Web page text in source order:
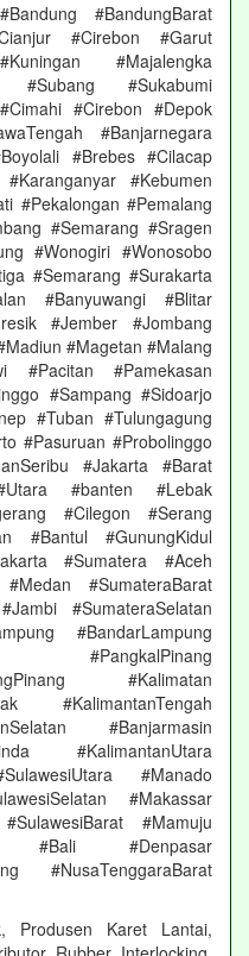
#BandungBarat
#Cirebon #Garut
#Majalengka
#Subang #Sukabumi
#Cirebon #Depok
#Banjarnegara
#Brebes #Cilacap
#Kebumen
#Pekalongan #Pemalang
#Semarang #Sragen
#Wonogiri #Wonosobo
#Semarang #Surakarta
#Banyuwangi #Blitar
#Jember #Jombang
#Magetan #Malang
#Pacitan #Pamekasan
#Sampang #Sidoarjo
#Tuban #Tulungagung
#Pasuruan #Probolinggo
#Jakarta #Barat
#banten #Lebak
#Cilegon #Serang
#Bantul #GunungKidul
#Sumatera #Aceh
#SumateraBarat
#SumateraSelatan
#BandarLampung
#PangkalPinang
#Kalimatan
#KalimantanTengah
#Banjarmasin
#KalimantanUtara
#Manado
#Makassar
#Mamuju
#Bali #Denpasar
#NusaTenggaraBarat
Produsen Karet Lantai,